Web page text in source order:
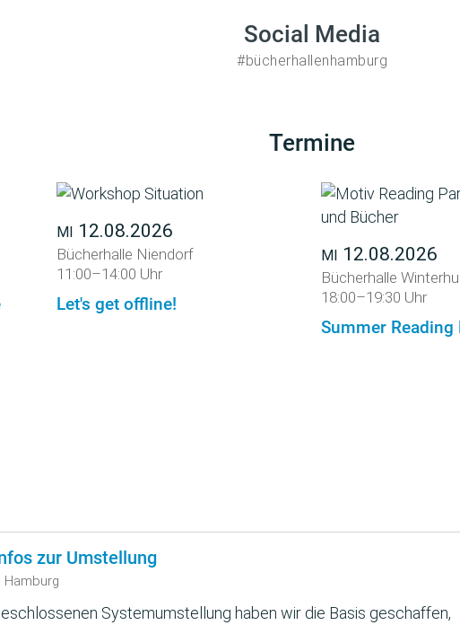
Social Media
#bücherhallenhamburg
Termine
MI 12.08.2026
Bücherhalle Niendorf
11:00–14:00 Uhr
Let's get offline!
MI 12.08.2026
Bücherhalle
18:00–19:30 Uhr
Summer Reading
zur Umstellung
Hamburg
Systemumstellung haben wir die Basis geschaffen,